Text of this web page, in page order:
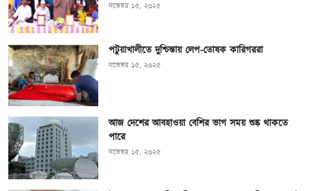
নভেম্বর ১৫, ২০২৫
পটুয়াখালীতে দুশ্চিন্তায় লেপ-তোষক কারিগররা
নভেম্বর ১৫, ২০২৫
আজ দেশের আবহাওয়া বেশির ভাগ সময় শুষ্ক থাকতে
পারে
নভেম্বর ১৫, ২০২৫